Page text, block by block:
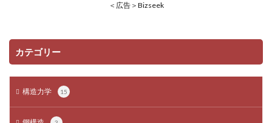
＜広告＞Bizseek
カテゴリー
構造力学 15